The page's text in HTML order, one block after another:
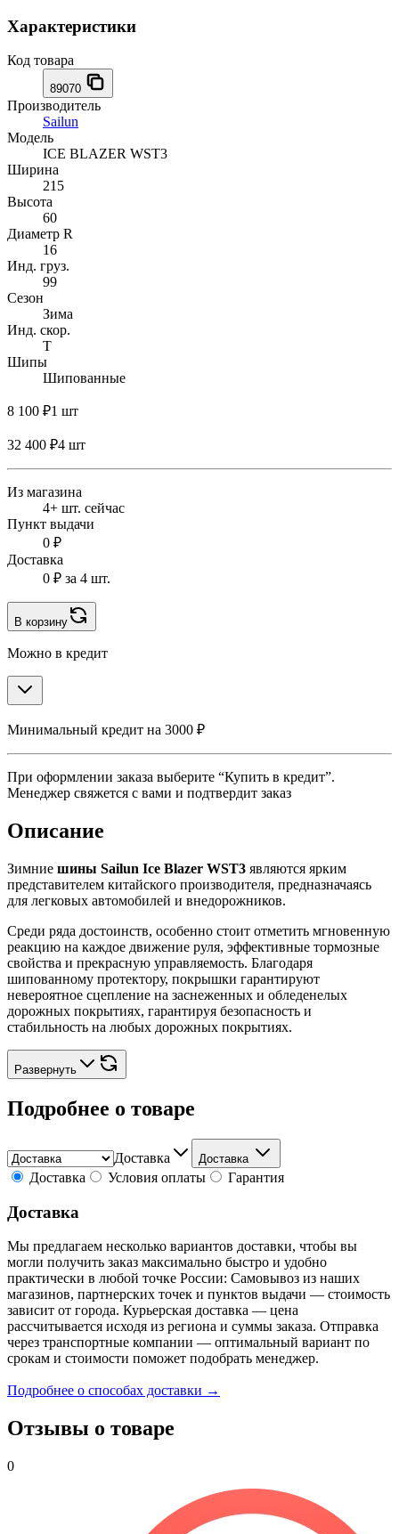
Характеристики
Код товара
89070
Производитель
Sailun
Модель
ICE BLAZER WST3
Ширина
215
Высота
60
Диаметр R
16
Инд. груз.
99
Сезон
Зима
Инд. скор.
T
Шипы
Шипованные
8 100 ₽1 шт
32 400 ₽4 шт
Из магазина
4+ шт. сейчас
Пункт выдачи
0 ₽
Доставка
0 ₽ за 4 шт.
В корзину
Можно в кредит
Минимальный кредит на 3000 ₽
При оформлении заказа выберите “Купить в кредит”.
Менеджер свяжется с вами и подтвердит заказ
Описание
Зимние шины Sailun Ice Blazer WST3 являются ярким
представителем китайского производителя, предназначаясь
для легковых автомобилей и внедорожников.
Среди ряда достоинств, особенно стоит отметить мгновенную
реакцию на каждое движение руля, эффективные тормозные
свойства и прекрасную управляемость. Благодаря
шипованному протектору, покрышки гарантируют
невероятное сцепление на заснеженных и обледенелых
дорожных покрытиях, гарантируя безопасность и
стабильность на любых дорожных покрытиях.
Развернуть
Подробнее о товаре
Доставка Доставка
Доставка Условия оплаты Гарантия
Доставка
Мы предлагаем несколько вариантов доставки, чтобы вы
могли получить заказ максимально быстро и удобно
практически в любой точке России: Самовывоз из наших
магазинов, партнерских точек и пунктов выдачи — стоимость
зависит от города. Курьерская доставка — цена
рассчитывается исходя из региона и суммы заказа. Отправка
через транспортные компании — оптимальный вариант по
срокам и стоимости поможет подобрать менеджер.
Подробнее о способах доставки →
Отзывы о товаре
0